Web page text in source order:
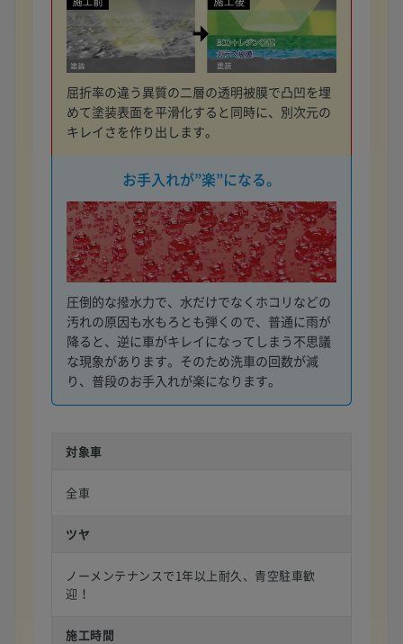
屈折率の違う異質の二層の透明被膜で凸凹を埋
めて塗装表面を平滑化すると同時に、別次元の
キレイさを作り出します。
お手入れが”楽”になる。
圧倒的な撥水力で、水だけでなくホコリなどの
汚れの原因も水もろとも弾くので、普通に雨が
降ると、逆に車がキレイになってしまう不思議
な現象があります。そのため洗車の回数が減
り、普段のお手入れが楽になります。
対象車
全車
ツヤ
ノーメンテナンスで1年以上耐久、青空駐車歓
迎！
施工時間